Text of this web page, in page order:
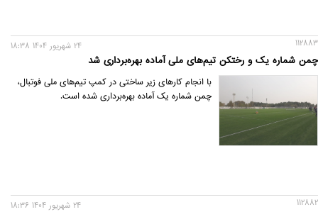
112883
چمن شماره یک و رختکن تیم‌های ملی آماده بهره‌برداری شد
24 شهريور 1404 18:38
با انجام کارهای زیر ساختی در کمپ تیم‌های ملی فوتبال،
چمن شماره یک آماده بهره‌برداری شده است.
112882 24 شهريور 1404 18:36